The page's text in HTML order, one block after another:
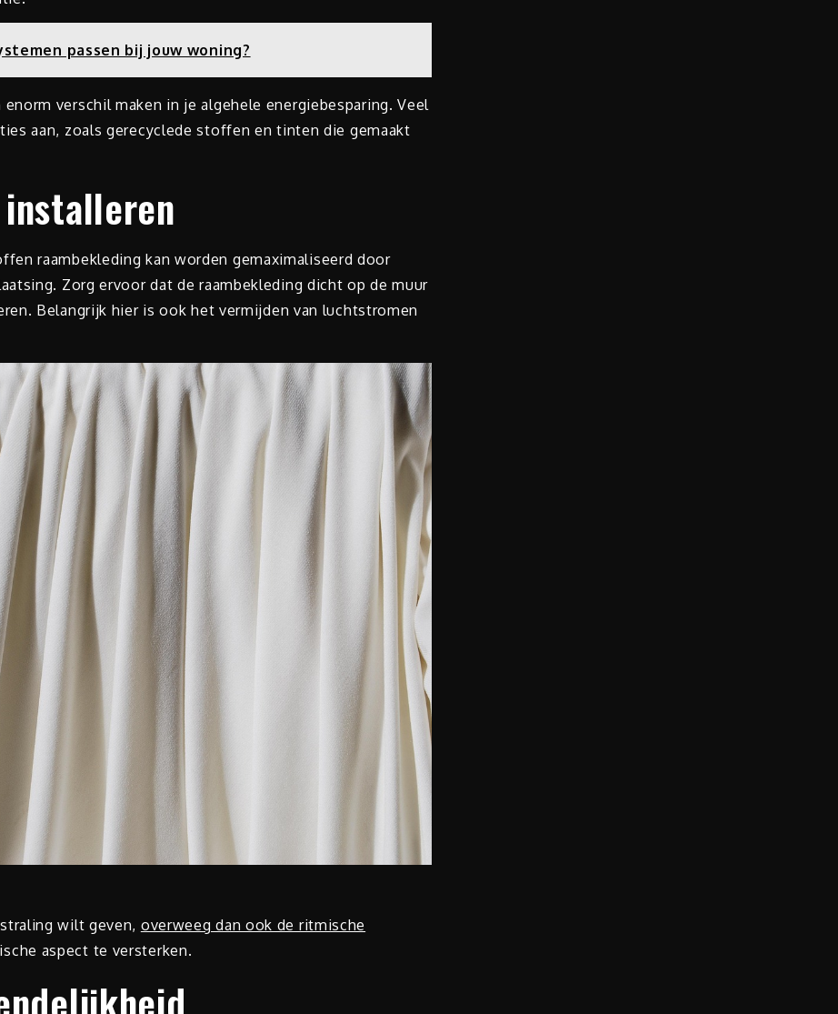
passen bij jouw woning?
verschil maken in je algehele energiebesparing. Veel
aan, zoals gerecyclede stoffen en tinten die gemaakt
raambekleding kan worden gemaximaliseerd door
Zorg ervoor dat de raambekleding dicht op de muur
Belangrijk hier is ook het vermijden van luchtstromen
wilt geven, overweeg dan ook de ritmische
aspect te versterken.